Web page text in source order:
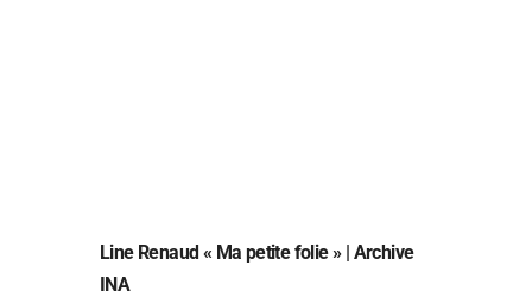
Line Renaud « Ma petite folie » | Archive
INA